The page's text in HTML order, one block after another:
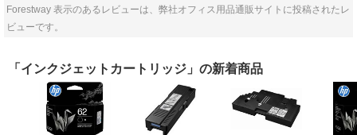
Forestway 表示のあるレビューは、弊社オフィス用品通販サイトに投稿されたレ
ビューです。
「インクジェットカートリッジ」の新着商品